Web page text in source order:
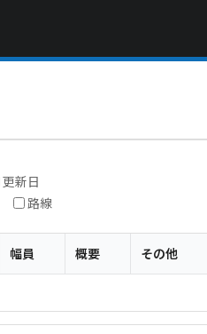
更新日
路線
幅員 概要 その他